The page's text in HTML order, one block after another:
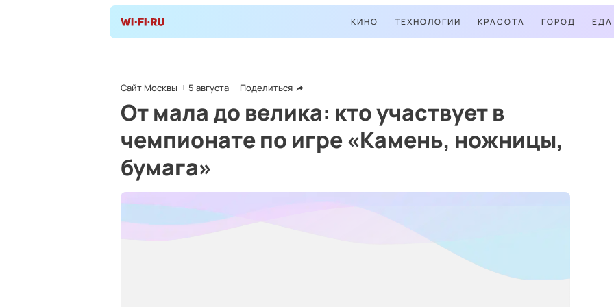
КИНО ТЕХНОЛОГИИ КРАСОТА ГОРОД ЕДА
Сайт Москвы 5 августа Поделиться
От мала до велика: кто участвует в
чемпионате по игре «Камень, ножницы,
бумага»